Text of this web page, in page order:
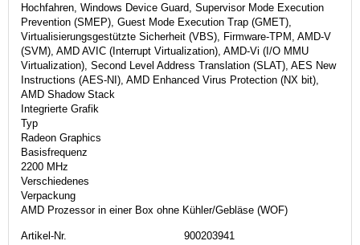
Hochfahren, Windows Device Guard, Supervisor Mode Execution
Prevention (SMEP), Guest Mode Execution Trap (GMET),
Virtualisierungsgestützte Sicherheit (VBS), Firmware-TPM, AMD-V
(SVM), AMD AVIC (Interrupt Virtualization), AMD-Vi (I/O MMU
Virtualization), Second Level Address Translation (SLAT), AES New
Instructions (AES-NI), AMD Enhanced Virus Protection (NX bit),
AMD Shadow Stack
Integrierte Grafik
Typ
Radeon Graphics
Basisfrequenz
2200 MHz
Verschiedenes
Verpackung
AMD Prozessor in einer Box ohne Kühler/Gebläse (WOF)
Artikel-Nr.
900203941